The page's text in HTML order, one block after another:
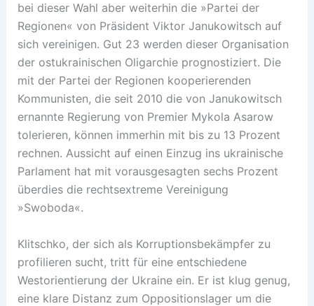
bei dieser Wahl aber weiterhin die »Partei der
Regionen« von Präsident Viktor Janukowitsch auf
sich vereinigen. Gut 23 werden dieser Organisation
der ostukrainischen Oligarchie prognostiziert. Die
mit der Partei der Regionen kooperierenden
Kommunisten, die seit 2010 die von Janukowitsch
ernannte Regierung von Premier Mykola Asarow
tolerieren, können immerhin mit bis zu 13 Prozent
rechnen. Aussicht auf einen Einzug ins ukrainische
Parlament hat mit vorausgesagten sechs Prozent
überdies die rechtsextreme Vereinigung
»Swoboda«.
Klitschko, der sich als Korruptionsbekämpfer zu
profilieren sucht, tritt für eine entschiedene
Westorientierung der Ukraine ein. Er ist klug genug,
eine klare Distanz zum Oppositionslager um die